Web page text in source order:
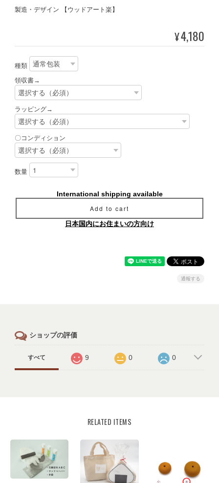
製造・デザイン 【ウッドアート楽】
¥4,180
種類
領収書→
ラッピング→
〇コンディション
数量
International shipping available
Add to cart
日本国内にお住まいの方向け
通報する
ショップの評価
すべて 9 0 0
RELATED ITEMS